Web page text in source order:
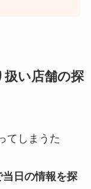
い店舗の探
てしまうた
日の情報を探